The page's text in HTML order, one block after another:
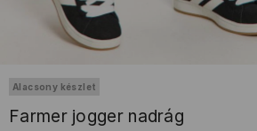
Alacsony készlet
Farmer jogger nadrág